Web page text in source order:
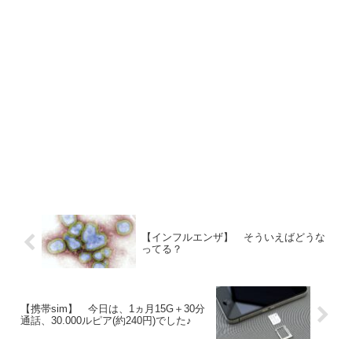
【インフルエンザ】 そういえばどうな
ってる？
【携帯sim】 今日は、1ヵ月15G＋30分
通話、30.000ルピア(約240円)でした♪